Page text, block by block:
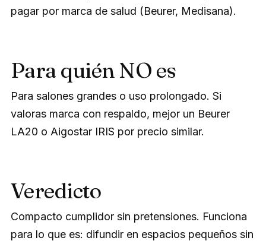
pagar por marca de salud (Beurer, Medisana).
Para quién NO es
Para salones grandes o uso prolongado. Si
valoras marca con respaldo, mejor un Beurer
LA20 o Aigostar IRIS por precio similar.
Veredicto
Compacto cumplidor sin pretensiones. Funciona
para lo que es: difundir en espacios pequeños sin